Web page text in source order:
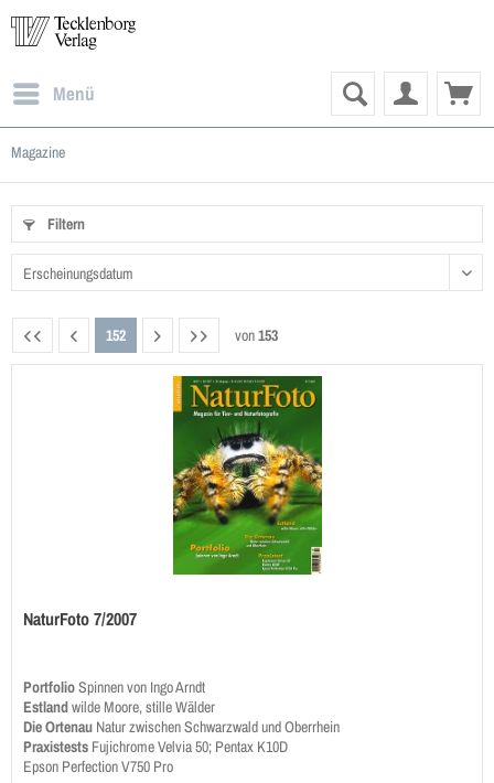
Menü
Magazine
Filtern
152 von153
NaturFoto 7/2007
PortfolioSpinnen von Ingo Arndt
Estlandwilde Moore, stille Wälder
Die Ortenau Natur zwischen Schwarzwald und Oberrhein
Praxistests Fujichrome Velvia 50; Pentax K10D
Epson Perfection V750 Pro